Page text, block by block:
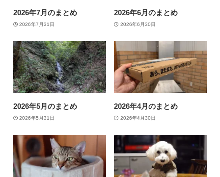
2026年7月のまとめ
2026年7月31日
2026年6月のまとめ
2026年6月30日
2026年5月のまとめ
2026年5月31日
2026年4月のまとめ
2026年4月30日